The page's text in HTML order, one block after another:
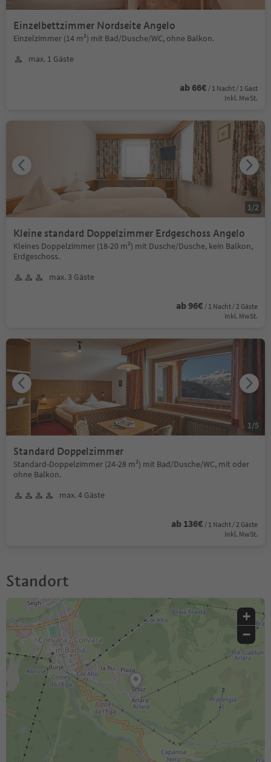
Einzelbettzimmer Nordseite Angelo
Einzelzimmer (14 m²) mit Bad/Dusche/WC, ohne Balkon.
max. 1 Gäste
ab 66€ / 1 Nacht / 1 Gast
Inkl. MwSt.
Kleine standard Doppelzimmer Erdgeschoss Angelo
Kleines Doppelzimmer (18-20 m²) mit Dusche/Dusche, kein Balkon,
Erdgeschoss.
max. 3 Gäste
ab 96€ / 1 Nacht / 2 Gäste
Inkl. MwSt.
1/2
Standard Doppelzimmer
Standard-Doppelzimmer (24-28 m²) mit Bad/Dusche/WC, mit oder
ohne Balkon.
max. 4 Gäste
ab 136€ / 1 Nacht / 2 Gäste
Inkl. MwSt.
1/5
Standort
+
−